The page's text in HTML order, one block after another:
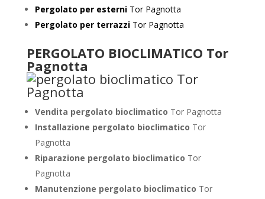
Pergolato per esterniTor Pagnotta
Pergolato per terrazziTor Pagnotta
PERGOLATO BIOCLIMATICO Tor
Pagnotta
Vendita pergolato bioclimatico Tor Pagnotta
Installazione pergolato bioclimatico Tor
Pagnotta
Riparazione pergolato bioclimatico Tor
Pagnotta
Manutenzione pergolato bioclimatico Tor